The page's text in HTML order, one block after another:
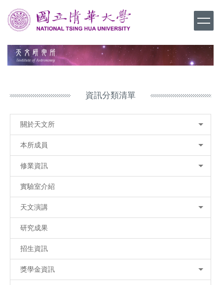
到
主
容
資訊分類清單
關於天文所
本所成員
修業資訊
實驗室介紹
天文演講
研究成果
招生資訊
獎學金資訊